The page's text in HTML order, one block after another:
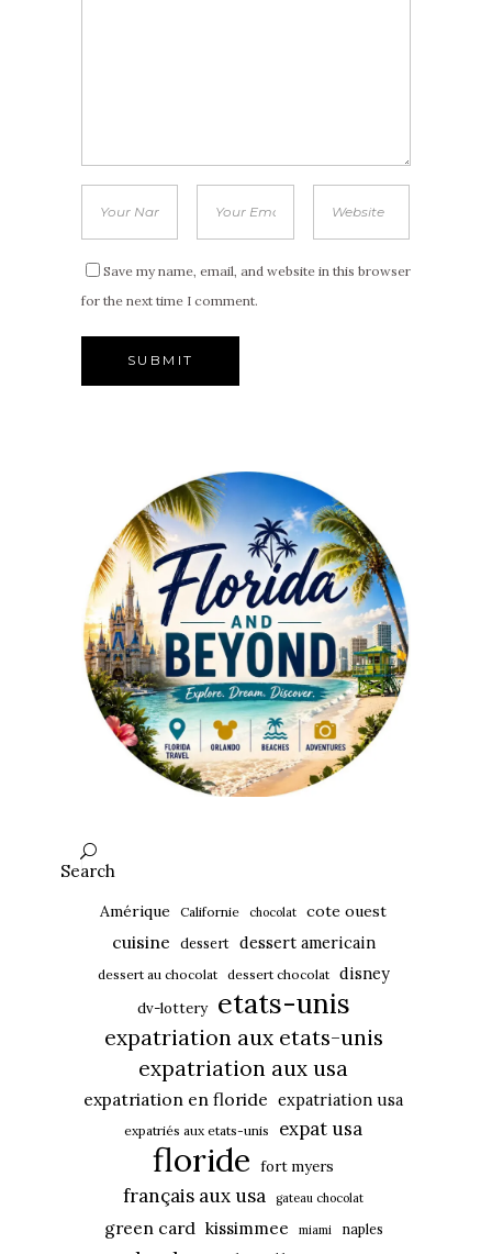
Save my name, email, and website in this browser
for the next time I comment.
Search
Amérique Californie chocolat cote ouest
cuisine dessert dessert americain
dessert au chocolat dessert chocolat disney
dv-lottery etats-unis
expatriation aux etats-unis
expatriation aux usa
expatriation en floride expatriation usa
expatriés aux etats-unis expat usa
floride fort myers
français aux usa gateau chocolat
green card kissimmee miami naples